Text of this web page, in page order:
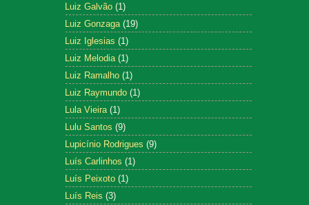
Luiz Galvão (1)
Luiz Gonzaga (19)
Luiz Iglesias (1)
Luiz Melodia (1)
Luiz Ramalho (1)
Luiz Raymundo (1)
Lula Vieira (1)
Lulu Santos (9)
Lupicínio Rodrigues (9)
Luís Carlinhos (1)
Luís Peixoto (1)
Luís Reis (3)